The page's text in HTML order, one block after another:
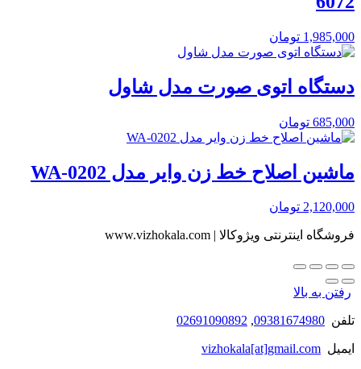
1,985,000 تومان
دستگاه اتوی صورت مدل شاول
685,000 تومان
ماشین اصلاح خط زن وایر مدل WA-0202
2,120,000 تومان
فروشگاه اینترنتی ویژوکالا | www.vizhokala.com
رفتن به بالا
تلفن 09381674980
,
02691090892
ایمیل vizhokala[at]gmail.com